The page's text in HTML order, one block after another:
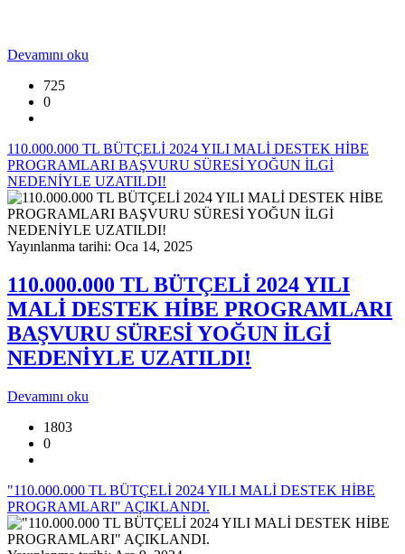
Devamını oku
725
0
110.000.000 TL BÜTÇELİ 2024 YILI MALİ DESTEK HİBE
PROGRAMLARI BAŞVURU SÜRESİ YOĞUN İLGİ
NEDENİYLE UZATILDI!
Yayınlanma tarihi: Oca 14, 2025
110.000.000 TL BÜTÇELİ 2024 YILI
MALİ DESTEK HİBE PROGRAMLARI
BAŞVURU SÜRESİ YOĞUN İLGİ
NEDENİYLE UZATILDI!
Devamını oku
1803
0
"110.000.000 TL BÜTÇELİ 2024 YILI MALİ DESTEK HİBE
PROGRAMLARI" AÇIKLANDI.